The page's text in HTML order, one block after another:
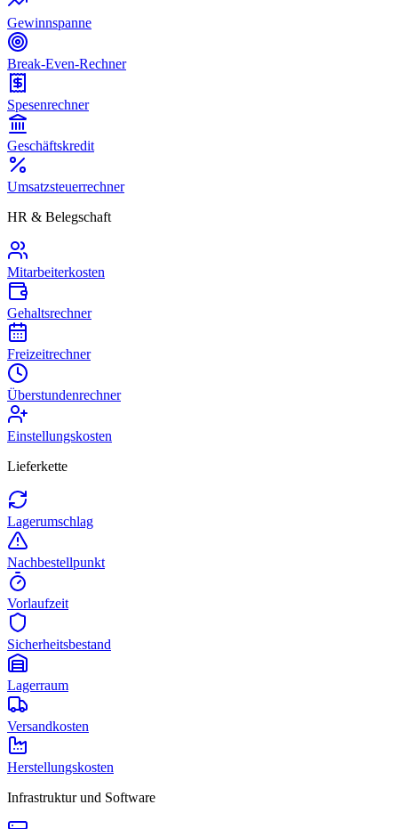
Gewinnspanne
Break-Even-Rechner
Spesenrechner
Geschäftskredit
Umsatzsteuerrechner
HR & Belegschaft
Mitarbeiterkosten
Gehaltsrechner
Freizeitrechner
Überstundenrechner
Einstellungskosten
Lieferkette
Lagerumschlag
Nachbestellpunkt
Vorlaufzeit
Sicherheitsbestand
Lagerraum
Versandkosten
Herstellungskosten
Infrastruktur und Software